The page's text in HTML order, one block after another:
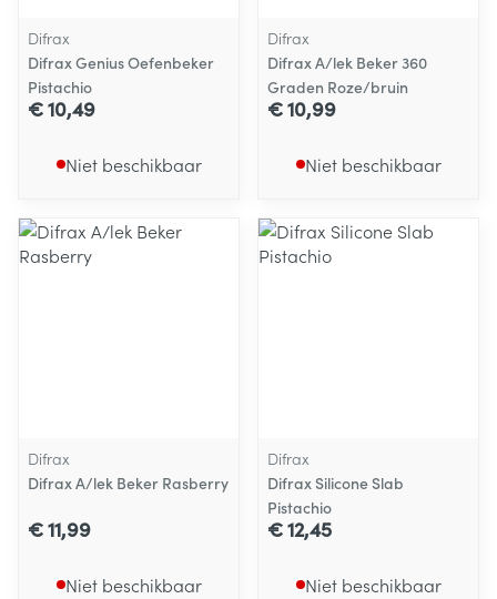
Difrax
Difrax Genius Oefenbeker
Pistachio
€ 10,49
Niet beschikbaar
Difrax
Difrax A/lek Beker 360
Graden Roze/bruin
€ 10,99
Niet beschikbaar
Difrax
Difrax A/lek Beker Rasberry
€ 11,99
Niet beschikbaar
Difrax
Difrax Silicone Slab
Pistachio
€ 12,45
Niet beschikbaar